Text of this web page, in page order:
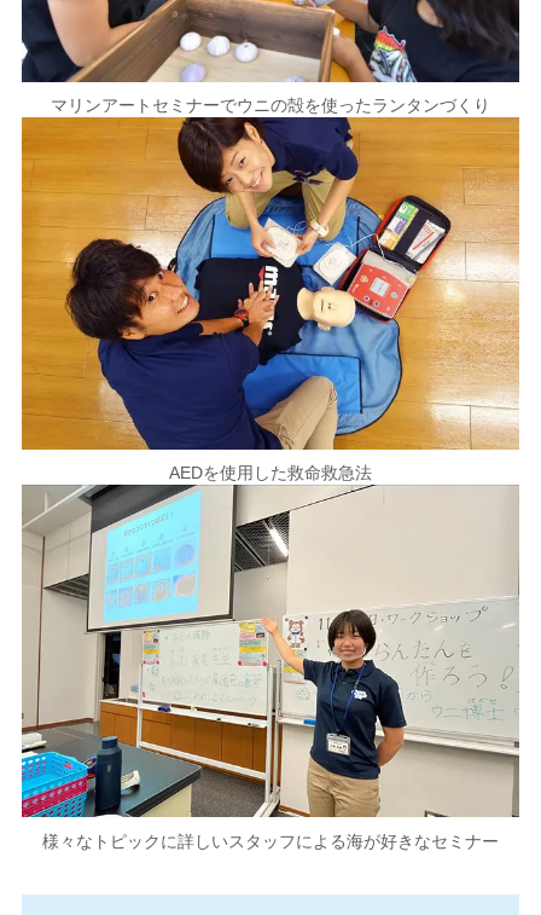
マリンアートセミナーでウニの殻を使ったランタンづくり
AEDを使用した救命救急法
様々なトピックに詳しいスタッフによる海が好きなセミナー